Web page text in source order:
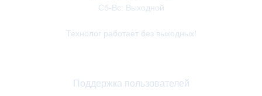
Сб-Вс: Выходной
Технолог работает без выходных!
Поддержка пользователей